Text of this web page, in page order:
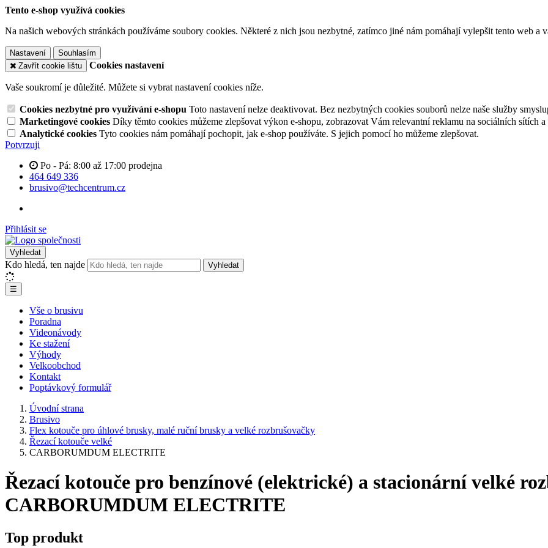
Tento e-shop využívá cookies
Na našich webových stránkách používáme soubory cookies. Některé z nich jsou nezbytné, zatímco jiné nám pomáhají vylepšit tento web a
Nastavení
Souhlasím
Zavřít cookie lištu
Cookies nastavení
Vaše soukromí je důležité. Můžete si vybrat nastavení cookies níže.
Cookies nezbytné pro využívání e-shopu Toto nastavení nelze deaktivovat. Bez nezbytných cookies souborů nelze naše služby
Marketingové cookies Díky těmto cookies můžeme zlepšovat výkon e-shopu, zobrazovat Vám relevantní reklamu na sociálních sítích
Analytické cookies Tyto cookies nám pomáhají pochopit, jak e-shop používáte. S jejich pomocí ho můžeme zlepšovat.
Potvrzuji
Po - Pá: 8:00 až 17:00 prodejna
464 649 336
brusivo@techcentrum.cz
Přihlásit se
Vyhledat
Kdo hledá, ten najde Vyhledat
☰
Vše o brusivu
Poradna
Videonávody
Ke stažení
Výhody
Velkoobchod
Kontakt
Poptávkový formulář
Úvodní strana
Brusivo
Flex kotouče pro úhlové brusky, malé ruční brusky a velké rozbrušovačky
Řezací kotouče velké
CARBORUMDUM ELECTRITE
Řezací kotouče pro benzínové (elektrické) a stacionární velké
CARBORUMDUM ELECTRITE
Top produkt